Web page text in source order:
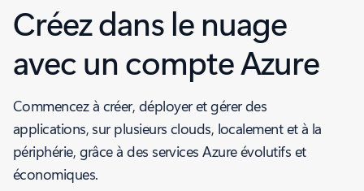
Créez dans le nuage
avec un compte Azure
Commencez à créer, déployer et gérer des
applications, sur plusieurs clouds, localement et à la
périphérie, grâce à des services Azure évolutifs et
économiques.